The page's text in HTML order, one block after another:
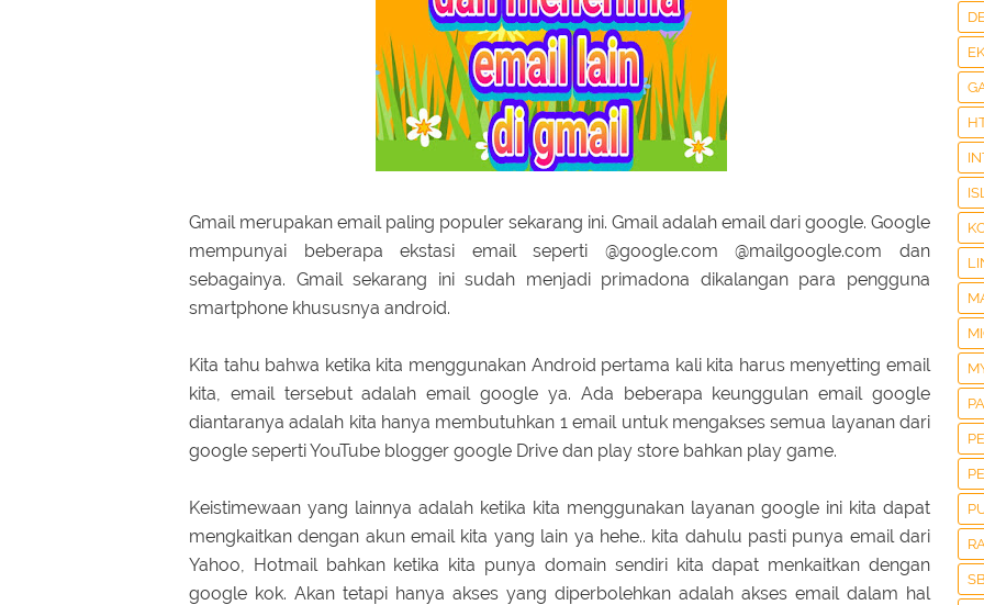
Gmail merupakan email paling populer sekarang ini. Gmail adalah email dari google. Google
mempunyai beberapa ekstasi email seperti @google.com @mailgoogle.com dan
sebagainya. Gmail sekarang ini sudah menjadi primadona dikalangan para pengguna
smartphone khususnya android.
Kita tahu bahwa ketika kita menggunakan Android pertama kali kita harus menyetting email
kita, email tersebut adalah email google ya. Ada beberapa keunggulan email google
diantaranya adalah kita hanya membutuhkan 1 email untuk mengakses semua layanan dari
google seperti YouTube blogger google Drive dan play store bahkan play game.
Keistimewaan yang lainnya adalah ketika kita menggunakan layanan google ini kita dapat
mengkaitkan dengan akun email kita yang lain ya hehe.. kita dahulu pasti punya email dari
Yahoo, Hotmail bahkan ketika kita punya domain sendiri kita dapat menkaitkan dengan
google kok. Akan tetapi hanya akses yang diperbolehkan adalah akses email dalam hal